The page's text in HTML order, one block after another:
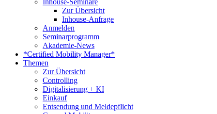
Inhouse-Seminare
Zur Übersicht
Inhouse-Anfrage
Anmelden
Seminarprogramm
Akademie-News
*Certified Mobility Manager*
Themen
Zur Übersicht
Controlling
Digitalisierung + KI
Einkauf
Entsendung und Meldepflicht